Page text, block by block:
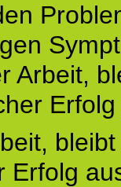
Arbeit,
Erfolg